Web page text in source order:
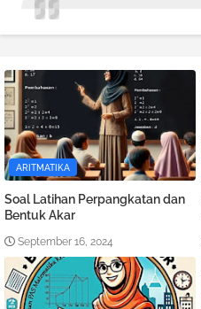
ARITMATIKA
Soal Latihan Perpangkatan dan
Bentuk Akar
September 16, 2024